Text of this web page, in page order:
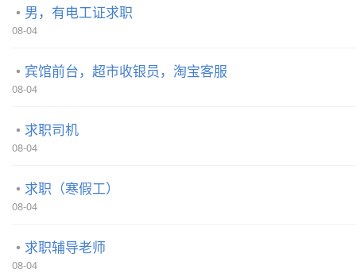
男，有电工证求职
08-04
宾馆前台，超市收银员，淘宝客服
08-04
求职司机
08-04
求职（寒假工）
08-04
求职辅导老师
08-04